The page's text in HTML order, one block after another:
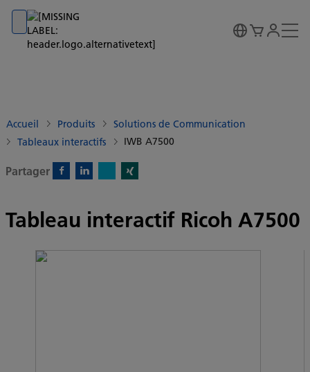
Go to banner
Go to content
Go to footer
Accueil Produits
Solutions de Communication
Tableaux interactifs
IWB A7500
Partager
Tableau interactif Ricoh A7500